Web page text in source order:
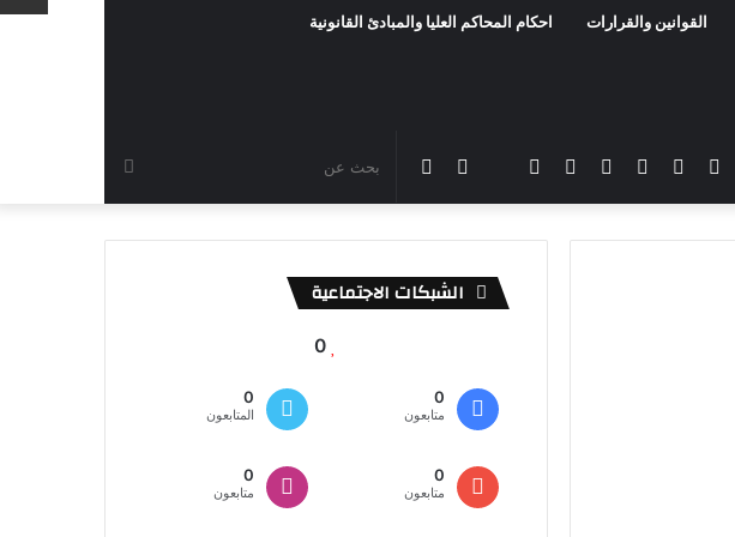
القوانين والقرارات احكام المحاكم العليا والمبادئ القانونية
عن
الوضع
المظلم
مقال
عشوائي
سناب
شات
تيلقرام سناب
تشات
انستقرام يوتيوب تويترفيسبوك
الشبكات الاجتماعية
0
0
متابعون
0
المتابعون
0
متابعون
0
متابعون